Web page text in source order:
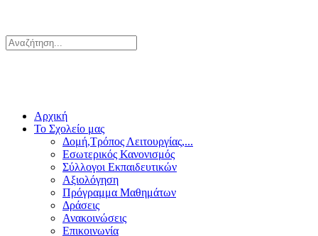
Αρχική
Το Σχολείο μας
Δομή,Τρόπος Λειτουργίας,...
Εσωτερικός Κανονισμός
Σύλλογοι Εκπαιδευτικών
Αξιολόγηση
Πρόγραμμα Μαθημάτων
Δράσεις
Ανακοινώσεις
Επικοινωνία